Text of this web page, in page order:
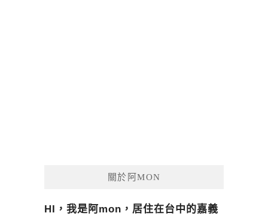
關於阿MON
HI，我是阿mon，居住在台中的嘉義